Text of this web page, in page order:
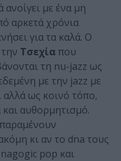
ανοίγει με ένα μη
αρκετά χρόνια
για τα καλά. Ο
Τσεχίαπου
τη nu-jazz ως
με την jazz με
αλλά ως κοινό τόπο,
αυθορμητισμό.
κι αν το dna τους
pop και